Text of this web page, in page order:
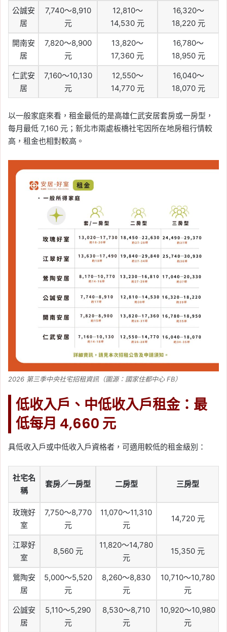
公誠安
居
7,740～8,910
元
12,810～
14,530 元
16,320～
18,220 元
開南安
居
7,820～8,900
元
13,820～
17,360 元
16,780～
18,950 元
仁武安
居
7,160～10,130
元
12,550～
14,770 元
16,040～
18,070 元
以一般家庭來看，租金最低的是高雄仁武安居套房或一房型，
每月最低 7,160 元；新北市兩處板橋社宅因所在地房租行情較
高，租金也相對較高。
2026 第三季中央社宅招租資訊（圖源：國家住都中心 FB）
低收入戶、中低收入戶租金：最
低每月 4,660 元
具低收入戶或中低收入戶資格者，可適用較低的租金級別：
社宅名
稱
套房／一房型 二房型 三房型
玫瑰好
室
7,750～8,770
元
11,070～11,310
元
14,720 元
江翠好
室
8,560 元
11,820～14,780
元
15,350 元
鶯陶安
居
5,000～5,520
元
8,260～8,830
元
10,710～10,780
元
公誠安
居
5,110～5,290
元
8,530～8,710
元
10,920～10,980
元